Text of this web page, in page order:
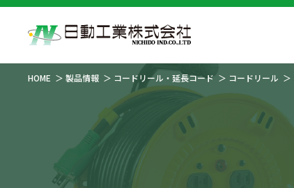
HOME 製品情報 コードリール・延長コード コードリール